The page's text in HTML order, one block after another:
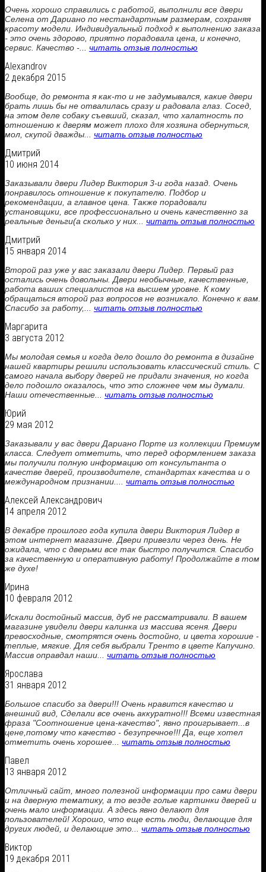
Очень хорошо справились с работой, выполнили все двери
Селена от Дариано по нестандартным размерам, сохраняя
красоту модели. Индивидуальный подход к выполнению заказа
- это очень здорово, приятно порадовала цена, и конечно,
сервис. Качество -... читать отзыв полностью
Alexandrov
2 декабря 2015
Вообще, до ремонта я как-то и не задумывался, какие двери
брать лишь бы не отвалилась сразу и радовала глаз. Сосед,
на этом деле собаку съевший, сказал, что халатность по
отношению к дверям может плохо для хозяина обернуться,
мол, скупой дважды... читать отзыв полностью
Дмитрий
10 июня 2014
Заказывали двери Лидер Виктория 3-и года назад. Очень
понравилось отношение к покупателю. Подбор и
рекомендации, а главное цена. Также порадовали
установщики, все профессионально и очень качественно за
реальные деньги(а сколько у них... читать отзыв полностью
Дмитрий
15 января 2014
Второй раз уже у вас заказали двери Лидер. Первый раз
остались очень довольны. Двери необычные, качественные,
работа ваших специалистов на высшем уровне. К кому
обращаться второй раз вопросов не возникало. Конечно к вам.
Спасибо за работу,... читать отзыв полностью
Маргарита
3 августа 2012
Мы молодая семья и когда дело дошло до ремонта в дизайне
нашей квартиры решили использовать классический стиль. С
самого начала выбору дверей не придали значения, но когда
дело подошло оказалось, что это сложнее чем мы думали.
Наши отечественные... читать отзыв полностью
Юрий
29 мая 2012
Заказывали у вас двери Дариано Порте из коллекции Премиум
класса. Следует отметить, что перед оформлением заказа
мы получили полную информацию от консультанта о
качестве дверей, производителе, стандартах качества и о
международном признании.... читать отзыв полностью
Алексей Александрович
14 апреля 2012
В декабре прошлого года купила двери Виктория Лидер в
этом интернет магазине. Двери привезли через день. Не
ожидала, что с дверьми все так быстро получится. Спасибо
за качественную и оперативную работу! Продолжайте в том
же духе!
Ирина
10 февраля 2012
Искали достойный массив, дуб не рассматривали. В вашем
магазине увидели двери калинка из массива ясеня. Двери
превосходные, смотрятся очень достойно, и цвета хорошие -
теплые, мягкие. Для себя выбрали Тренто в цвете Капучино.
Массив оправдал наши... читать отзыв полностью
Ярослава
31 января 2012
Большое спасибо за двери!!! Очень нравится качество и
внешний вид, Сделали все очень аккуратно!!! Всеми известная
фраза "Соотношение цена-качество", явно проигрывает...в
цене,потому что качество - безупречное!!! Да, еще хотел
отметить очень хорошее... читать отзыв полностью
Павел
13 января 2012
Отличный сайт, много полезной информации про сами двери
и на дверную тематику, а то везде голые картинки дверей и
очень мало информации. А здесь явно делают для
пользователей! Хорошо, что еще есть люди, делающие для
других людей, и делающие это... читать отзыв полностью
Виктор
19 декабря 2011